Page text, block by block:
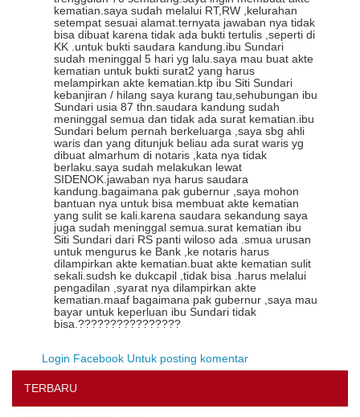
kematian.saya sudah melalui RT,RW ,kelurahan
setempat sesuai alamat.ternyata jawaban nya tidak
bisa dibuat karena tidak ada bukti tertulis ,seperti di
KK .untuk bukti saudara kandung.ibu Sundari
sudah meninggal 5 hari yg lalu.saya mau buat akte
kematian untuk bukti surat2 yang harus
melampirkan akte kematian.ktp ibu Siti Sundari
kebanjiran / hilang saya kurang tau,sehubungan ibu
Sundari usia 87 thn.saudara kandung sudah
meninggal semua dan tidak ada surat kematian.ibu
Sundari belum pernah berkeluarga ,saya sbg ahli
waris dan yang ditunjuk beliau ada surat waris yg
dibuat almarhum di notaris ,kata nya tidak
berlaku.saya sudah melakukan lewat
SIDENOK.jawaban nya harus saudara
kandung.bagaimana pak gubernur ,saya mohon
bantuan nya untuk bisa membuat akte kematian
yang sulit se kali.karena saudara sekandung saya
juga sudah meninggal semua.surat kematian ibu
Siti Sundari dari RS panti wiloso ada .smua urusan
untuk mengurus ke Bank ,ke notaris harus
dilampirkan akte kematian.buat akte kematian sulit
sekali.sudsh ke dukcapil ,tidak bisa .harus melalui
pengadilan ,syarat nya dilampirkan akte
kematian.maaf bagaimana pak gubernur ,saya mau
bayar untuk keperluan ibu Sundari tidak
bisa.????????????????
Login Facebook Untuk posting komentar
TERBARU